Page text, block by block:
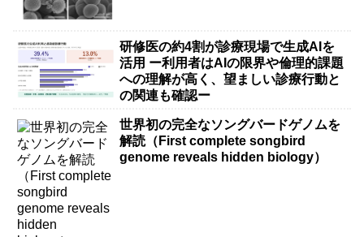
研修医の約4割が診療現場で生成AIを
活用 ー利用者はAIの限界や倫理的課題
への理解が高く、望ましい診療行動と
の関連も確認ー
世界初の完全なソングバードゲノムを
解読（First complete songbird
genome reveals hidden biology）